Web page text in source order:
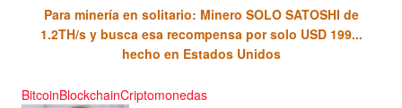
Para minería en solitario: Minero SOLO SATOSHI de
1.2TH/s y busca esa recompensa por solo USD 199...
hecho en Estados Unidos
BitcoinBlockchainCriptomonedas